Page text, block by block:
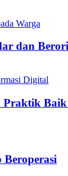
dan
Praktik
Beroperasi